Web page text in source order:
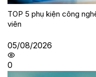
TOP 5 phụ kiện công
viên
05/08/2026
0